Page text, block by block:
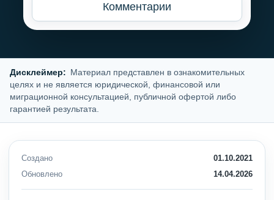
Комментарии
Дисклеймер: Материал представлен в ознакомительных
целях и не является юридической, финансовой или
миграционной консультацией, публичной офертой либо
гарантией результата.
Создано
01.10.2021
Обновлено
14.04.2026